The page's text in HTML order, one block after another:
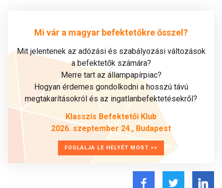
Mi vár a magyar befektetőkre ősszel?
Mit jelentenek az adózási és szabályozási változások
a befektetők számára?
Merre tart az állampapírpiac?
Hogyan érdemes gondolkodni a hosszú távú
megtakarításokról és az ingatlanbefektetésekről?
Klasszis Befektetői Klub
2026. szeptember 24., Budapest
FOGLALJA LE HELYÉT MOST >>